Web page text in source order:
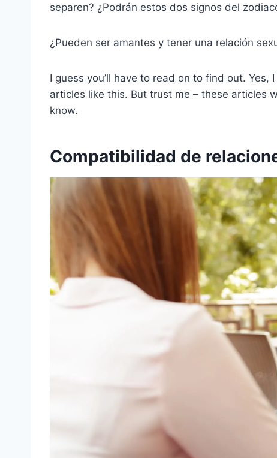
separen? ¿Podrán estos dos signos del
¿Pueden ser amantes y tener una relación
I guess you’ll have to read on to find out.
articles like this. But trust me – these articles
know.
Compatibilidad de